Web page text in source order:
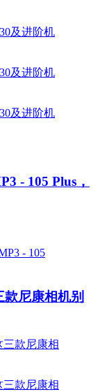
- 105 Plus，
尼康相机别